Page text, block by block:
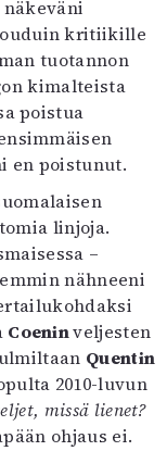
kritiikille
tuotannon
kimalteista
poistua
en poistunut.
linjoja.
–
nähneeni
Coeninveljesten
Quentin
2010-luvun
missä lienet?
ohjaus ei.